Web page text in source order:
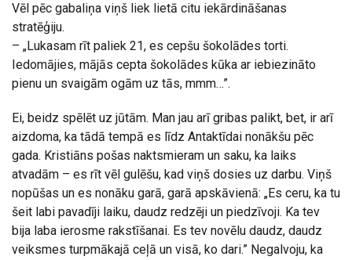
Vēl pēc gabaliņa viņš liek lietā citu iekārdināšanas
stratēģiju.
– „Lukasam rīt paliek 21, es cepšu šokolādes torti.
Iedomājies, mājās cepta šokolādes kūka ar iebiezināto
pienu un svaigām ogām uz tās, mmm…”.
Ei, beidz spēlēt uz jūtām. Man jau arī gribas palikt, bet, ir arī
aizdoma, ka tādā tempā es līdz Antaktīdai nonākšu pēc
gada. Kristiāns pošas naktsmieram un saku, ka laiks
atvadām – es rīt vēl gulēšu, kad viņš dosies uz darbu. Viņš
nopūšas un es nonāku garā, garā apskāvienā: „Es ceru, ka tu
šeit labi pavadīji laiku, daudz redzēji un piedzīvoji. Ka tev
bija laba ierosme rakstīšanai. Es tev novēlu daudz, daudz
veiksmes turpmākajā ceļā un visā, ko dari.” Negalvoju, ka